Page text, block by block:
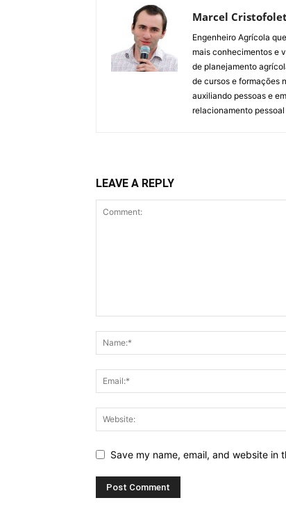
Marcel
Engenheiro Agrícola
mais conhecimentos e
de planejamento
de cursos e formações
auxiliando pessoas e
relacionamento
LEAVE A REPLY
Save my name, email, and website in